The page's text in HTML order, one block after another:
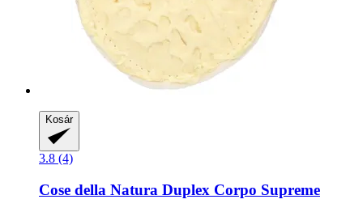
Kosár
3.8 (4)
Cose della Natura Duplex Corpo Supreme